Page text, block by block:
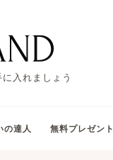
入れましょう
の達人 無料プレゼント